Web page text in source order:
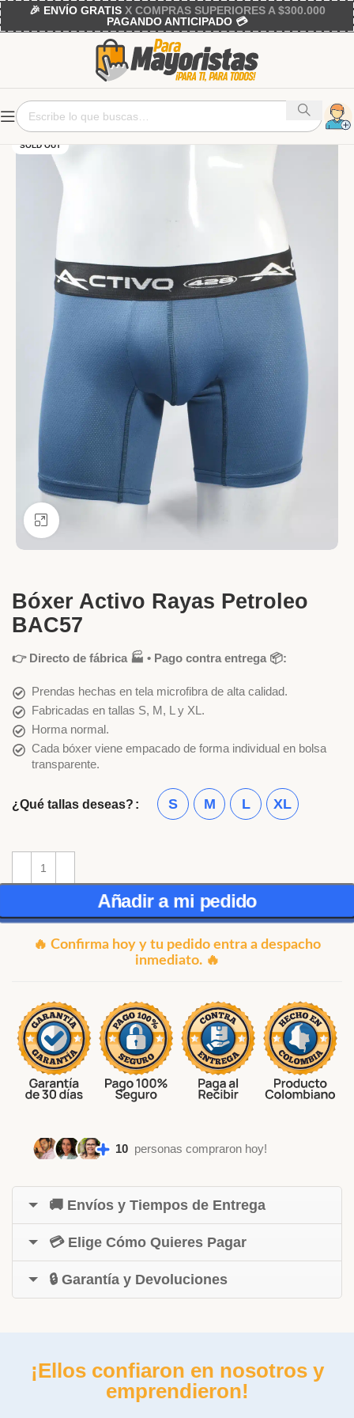
🎉 ENVÍO GRATISX COMPRAS SUPERIORES A $300.000
PAGANDO ANTICIPADO 💳
SOLD OUT
Ver más grande
Bóxer Activo Rayas Petroleo
BAC57
👉 Directo de fábrica 🏭 • Pago contra entrega 📦:
Prendas hechas en tela microfibra de alta calidad.
Fabricadas en tallas S, M, L y XL.
Horma normal.
Cada bóxer viene empacado de forma individual en bolsa
transparente.
¿Qué tallas deseas? S M L XL
Añadir a mi pedido
🔥 Confirma hoy y tu pedido entra a despacho
inmediato. 🔥
10 personas compraron hoy!
🚚 Envíos y Tiempos de Entrega
💳 Elige Cómo Quieres Pagar
🔒 Garantía y Devoluciones
¡Ellos confiaron en nosotros y
emprendieron!